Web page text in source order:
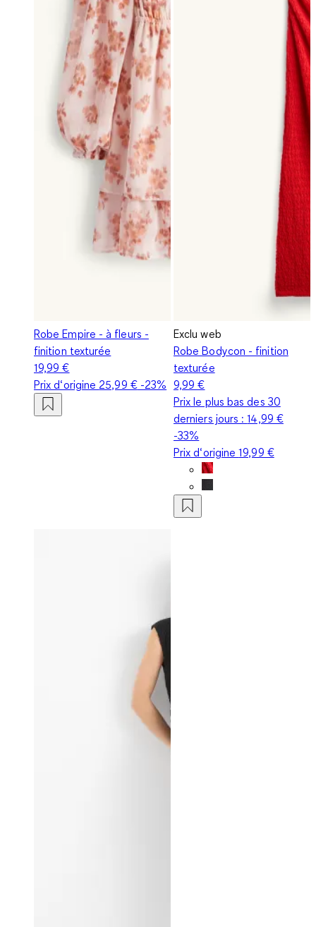
Robe Empire - à fleurs -
finition texturée
19,99 €
Prix d‘origine 25,99 €-23%
Exclu web
Robe Bodycon - finition
texturée
9,99 €
Prix le plus bas des 30
derniers jours :14,99 €
-33%
Prix d‘origine19,99 €